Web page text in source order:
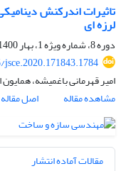
تاثیرات اندرکنش
لرزه ای
دوره 8، شماره ویژه 1، بهار 1400، صفحه
امیر قهرمانی باغمیشه،
مشاهده مقاله
اصل مقاله
مقالات آماده انتشار